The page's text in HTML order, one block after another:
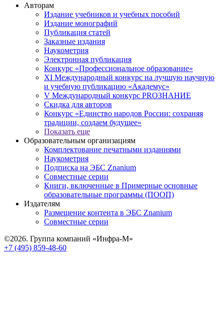
Авторам
Издание учебников и учебных пособий
Издание монографий
Публикация статей
Заказные издания
Наукометрия
Электронная публикация
Конкурс «Профессиональное образование»
XI Международный конкурс на лучшую научную
и учебную публикацию «Академус»
V Международный конкурс PROЗНАНИЕ
Скидка для авторов
Конкурс «Единство народов России: сохраняя
традиции, создаем будущее»
Показать еще
Образовательным организациям
Комплектование печатными изданиями
Наукометрия
Подписка на ЭБС Znanium
Совместные серии
Книги, включенные в Примерные основные
образовательные программы (ПООП)
Издателям
Размещение контента в ЭБС Znanium
Совместные серии
©2026. Группа компаний «Инфра-М»
+7 (495) 859-48-60